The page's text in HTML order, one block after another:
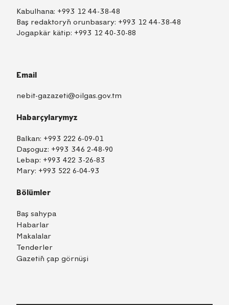
Kabulhana: +993 12 44-38-48
Baş redaktoryň orunbasary: +993 12 44-38-48
Jogapkär kätip: +993 12 40-30-88
Email
nebit-gazazeti@oilgas.gov.tm
Habarçylarymyz
Balkan: +993 222 6-09-01
Daşoguz: +993 346 2-48-90
Lebap: +993 422 3-26-83
Mary: +993 522 6-04-93
Bölümler
Baş sahypa
Habarlar
Makalalar
Tenderler
Gazetiň çap görnüşi